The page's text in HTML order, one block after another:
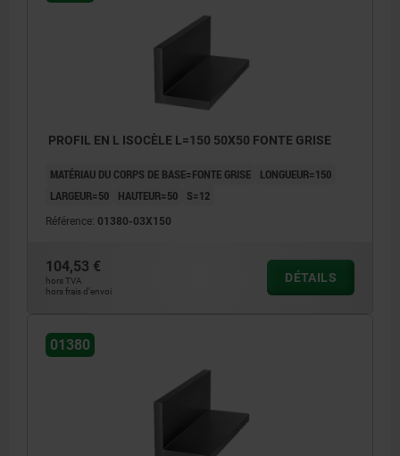
PROFIL EN L ISOCÈLE L=150 50X50 FONTE GRISE
MATÉRIAU DU CORPS DE BASE=FONTE GRISE
LONGUEUR=150
LARGEUR=50
HAUTEUR=50 S=12
Référence: 01380-03X150
104,53 €
hors TVA
hors frais d’envoi
DÉTAILS
01380